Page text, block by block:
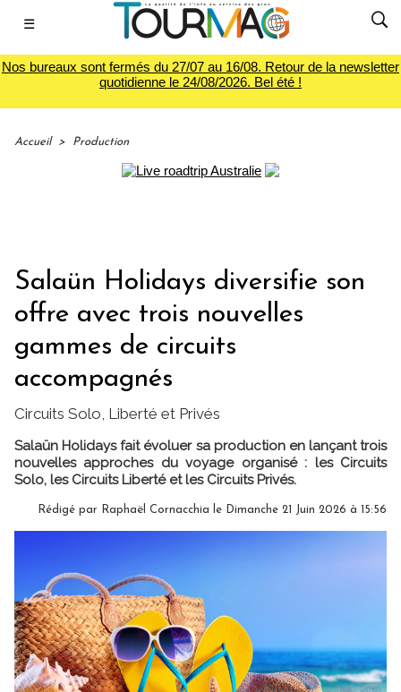
☰
Nos bureaux sont fermés du 27/07 au 16/08. Retour de la newsletter
quotidienne le 24/08/2026. Bel été !
Accueil > Production
Salaün Holidays diversifie son
offre avec trois nouvelles
gammes de circuits
accompagnés
Circuits Solo, Liberté et Privés
Salaün Holidays fait évoluer sa production en lançant trois
nouvelles approches du voyage organisé : les Circuits
Solo, les Circuits Liberté et les Circuits Privés.
Rédigé par Raphaël Cornacchia le Dimanche 21 Juin 2026 à 15:56